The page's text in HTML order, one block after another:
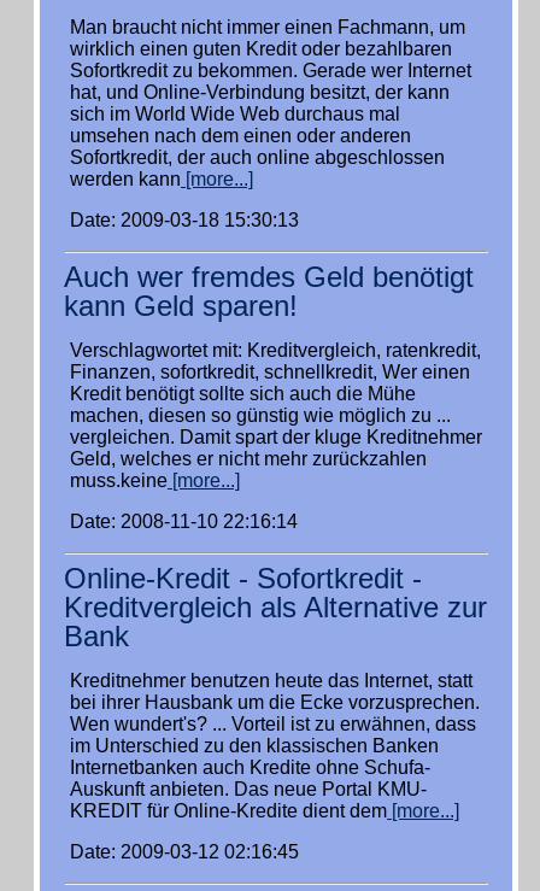
Man braucht nicht immer einen Fachmann, um
wirklich einen guten Kredit oder bezahlbaren
Sofortkredit zu bekommen. Gerade wer Internet
hat, und Online-Verbindung besitzt, der kann
sich im World Wide Web durchaus mal
umsehen nach dem einen oder anderen
Sofortkredit, der auch online abgeschlossen
werden kann [more...]
Date: 2009-03-18 15:30:13
Auch wer fremdes Geld benötigt
kann Geld sparen!
Verschlagwortet mit: Kreditvergleich, ratenkredit,
Finanzen, sofortkredit, schnellkredit, Wer einen
Kredit benötigt sollte sich auch die Mühe
machen, diesen so günstig wie möglich zu ...
vergleichen. Damit spart der kluge Kreditnehmer
Geld, welches er nicht mehr zurückzahlen
muss.keine [more...]
Date: 2008-11-10 22:16:14
Online-Kredit - Sofortkredit -
Kreditvergleich als Alternative zur
Bank
Kreditnehmer benutzen heute das Internet, statt
bei ihrer Hausbank um die Ecke vorzusprechen.
Wen wundert's? ... Vorteil ist zu erwähnen, dass
im Unterschied zu den klassischen Banken
Internetbanken auch Kredite ohne Schufa-
Auskunft anbieten. Das neue Portal KMU-
KREDIT für Online-Kredite dient dem [more...]
Date: 2009-03-12 02:16:45